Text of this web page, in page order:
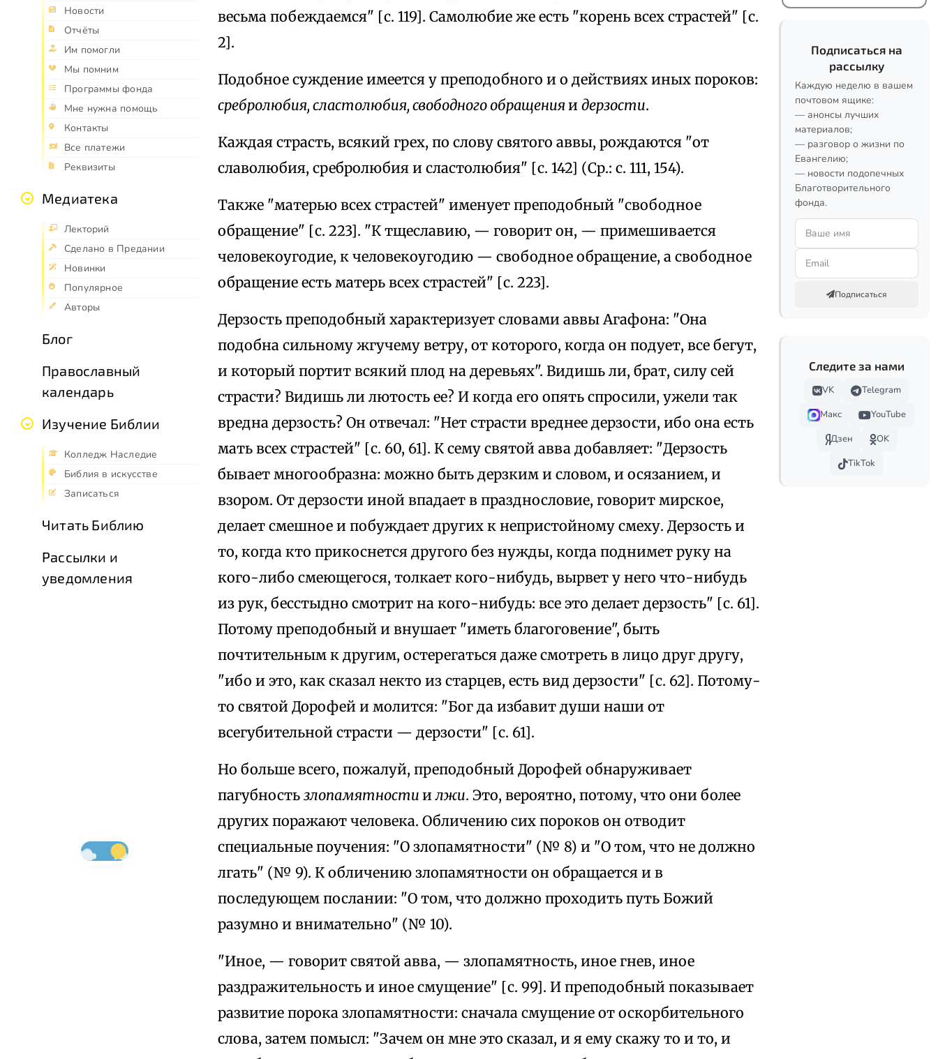
Новости
Отчёты
Им помогли
Мы помним
Программы фонда
Мне нужна помощь
Контакты
Все платежи
Реквизиты
Медиатека
Лекторий
Сделано в Предании
Новинки
Популярное
Авторы
Блог
Православный
календарь
Изучение Библии
Колледж Наследие
Библия в искусстве
Записаться
Читать Библию
Рассылки и
уведомления
весьма побеждаемся" [с. 119]. Самолюбие же есть "корень всех страстей" [с.
2].
Подобное суждение имеется у преподобного и о действиях иных пороков:
сребролюбия, сластолюбия, свободного обращенияи дерзости.
Каждая страсть, всякий грех, по слову святого аввы, рождаются "от
славолюбия, сребролюбия и сластолюбия" [с. 142] (Ср.: с. 111, 154).
Также "матерью всех страстей" именует преподобный "свободное
обращение" [с. 223]. "К тщеславию, — говорит он, — примешивается
человекоугодие, к человекоугодию — свободное обращение, а свободное
обращение есть матерь всех страстей" [с. 223].
Дерзость преподобный характеризует словами аввы Агафона: "Она
подобна сильному жгучему ветру, от которого, когда он подует, все бегут,
и который портит всякий плод на деревьях". Видишь ли, брат, силу сей
страсти? Видишь ли лютость ее? И когда его опять спросили, ужели так
вредна дерзость? Он отвечал: "Нет страсти вреднее дерзости, ибо она есть
мать всех страстей" [с. 60, 61]. К сему святой авва добавляет: "Дерзость
бывает многообразна: можно быть дерзким и словом, и осязанием, и
взором. От дерзости иной впадает в празднословие, говорит мирское,
делает смешное и побуждает других к непристойному смеху. Дерзость и
то, когда кто прикоснется другого без нужды, когда поднимет руку на
кого-либо смеющегося, толкает кого-нибудь, вырвет у него что-нибудь
из рук, бесстыдно смотрит на кого-нибудь: все это делает дерзость" [с. 61].
Потому преподобный и внушает "иметь благоговение", быть
почтительным к другим, остерегаться даже смотреть в лицо друг другу,
"ибо и это, как сказал некто из старцев, есть вид дерзости" [с. 62]. Потому-
то святой Дорофей и молится: "Бог да избавит души наши от
всегубительной страсти — дерзости" [с. 61].
Но больше всего, пожалуй, преподобный Дорофей обнаруживает
пагубность злопамятности илжи. Это, вероятно, потому, что они более
других поражают человека. Обличению сих пороков он отводит
специальные поучения: "О злопамятности" (№ 8) и "О том, что не должно
лгать" (№ 9). К обличению злопамятности он обращается и в
последующем послании: "О том, что должно проходить путь Божий
разумно и внимательно" (№ 10).
"Иное, — говорит святой авва, — злопамятность, иное гнев, иное
раздражительность и иное смущение" [с. 99]. И преподобный показывает
развитие порока злопамятности: сначала смущение от оскорбительного
слова, затем помысл: "Зачем он мне это сказал, и я ему скажу то и то, и
Подписаться на
рассылку
Каждую неделю в вашем
почтовом ящике:
— анонсы лучших
материалов;
— разговор о жизни по
Евангелию;
— новости подопечных
Благотворительного
фонда.
Подписаться
Следите за нами
VK
Telegram
Макс
YouTube
Дзен
OK
TikTok